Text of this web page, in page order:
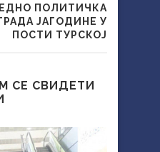
ПОЛИТИЧКА
ЈАГОДИНЕ У
ПОСТИ ТУРСКОЈ
СЕ СВИДЕТИ